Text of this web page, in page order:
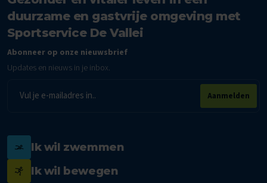
duurzame en gastvrije omgeving met
Sportservice De Vallei
Abonneer op onze nieuwsbrief
Updates en nieuws in je inbox.
mailadres
Aanmelden
Ik wil zwemmen
Ik wil bewegen